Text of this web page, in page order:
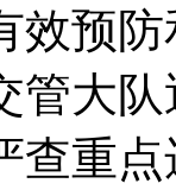
效预
管大
查重